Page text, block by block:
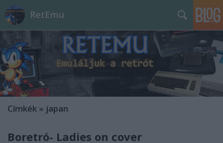
RetEmu
Címkék » japan
Boretró- Ladies on cover